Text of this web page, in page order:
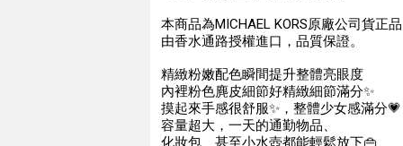
本商品為MICHAEL KORS原廠公司貨正品
由香水通路授權進口，品質保證。
精緻粉嫩配色瞬間提升整體亮眼度
內裡粉色麂皮細節好精緻細節滿分✨
摸起來手感很舒服✨，整體少女感滿分💗
容量超大，一天的通勤物品、
化妝包、甚至小水壺都能輕鬆放下👜